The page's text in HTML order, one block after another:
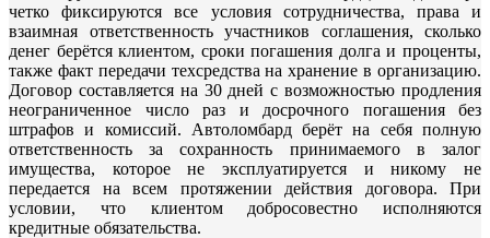
четко фиксируются все условия сотрудничества, права и
взаимная ответственность участников соглашения, сколько
денег берётся клиентом, сроки погашения долга и проценты,
также факт передачи техсредства на хранение в организацию.
Договор составляется на 30 дней с возможностью продления
неограниченное число раз и досрочного погашения без
штрафов и комиссий. Автоломбард берёт на себя полную
ответственность за сохранность принимаемого в залог
имущества, которое не эксплуатируется и никому не
передается на всем протяжении действия договора. При
условии, что клиентом добросовестно исполняются
кредитные обязательства.